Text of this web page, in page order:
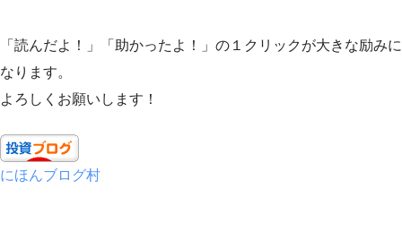
「読んだよ！」「助かったよ！」の１クリックが大きな励みに
なります。
よろしくお願いします！
にほんブログ村